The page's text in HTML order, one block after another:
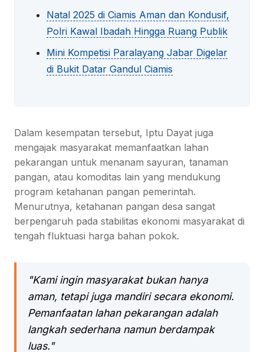
Natal 2025 di Ciamis Aman dan Kondusif,
Polri Kawal Ibadah Hingga Ruang Publik
Mini Kompetisi Paralayang Jabar Digelar
di Bukit Datar Gandul Ciamis
Dalam kesempatan tersebut, Iptu Dayat juga
mengajak masyarakat memanfaatkan lahan
pekarangan untuk menanam sayuran, tanaman
pangan, atau komoditas lain yang mendukung
program ketahanan pangan pemerintah.
Menurutnya, ketahanan pangan desa sangat
berpengaruh pada stabilitas ekonomi masyarakat di
tengah fluktuasi harga bahan pokok.
"Kami ingin masyarakat bukan hanya
aman, tetapi juga mandiri secara ekonomi.
Pemanfaatan lahan pekarangan adalah
langkah sederhana namun berdampak
luas."